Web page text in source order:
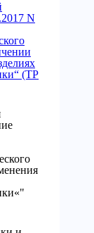
N
(ТР